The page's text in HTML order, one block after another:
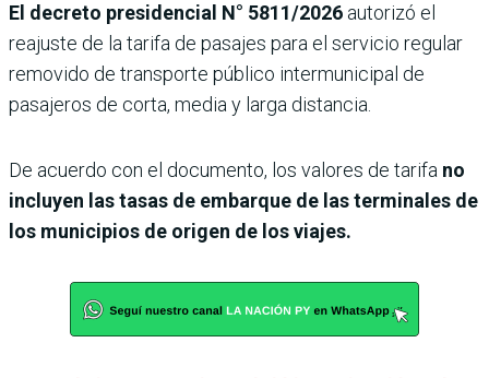
El decreto presidencial N° 5811/2026 autorizó el
reajuste de la tarifa de pasajes para el servicio regular
removido de transporte público intermunicipal de
pasajeros de corta, media y larga distancia.
De acuerdo con el documento, los valores de tarifa no
incluyen las tasas de embarque de las terminales de
los municipios de origen de los viajes.